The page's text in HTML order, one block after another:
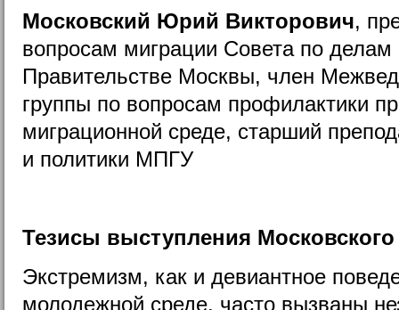
Московский Юрий Викторович,
вопросам миграции Совета по делам
Правительстве Москвы, член
группы по вопросам профилактики
миграционной среде, старший
и политики МПГУ
Тезисы выступления
Экстремизм, как и девиантное
молодежной среде, часто вызваны